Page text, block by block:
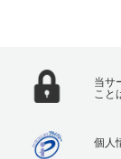
当サ
こと
個人